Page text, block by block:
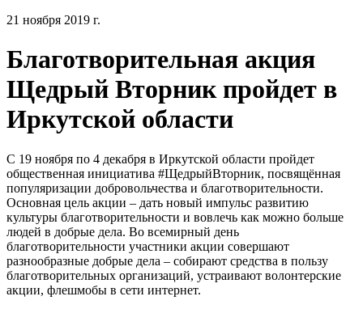
21 ноября 2019 г.
Благотворительная акция
Щедрый Вторник пройдет в
Иркутской области
С 19 ноября по 4 декабря в Иркутской области пройдет
общественная инициатива #ЩедрыйВторник, посвящённая
популяризации добровольчества и благотворительности.
Основная цель акции – дать новый импульс развитию
культуры благотворительности и вовлечь как можно больше
людей в добрые дела. Во всемирный день
благотворительности участники акции совершают
разнообразные добрые дела – собирают средства в пользу
благотворительных организаций, устраивают волонтерские
акции, флешмобы в сети интернет.